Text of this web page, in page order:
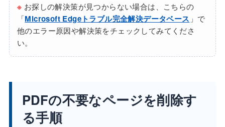
※ お探しの解決策が見つからない場合は、こちらの
「Microsoft Edgeトラブル完全解決データベース 」で
他のエラー原因や解決策をチェックしてみてくださ
い。
PDFの不要なページを削除す
る手順